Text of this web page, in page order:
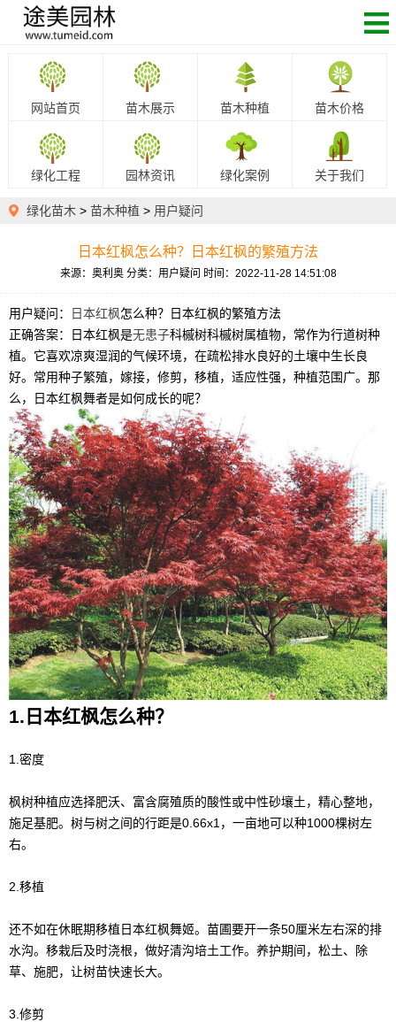
网站首页 苗木展示 苗木种植 苗木价格
绿化工程 园林资讯 绿化案例 关于我们
绿化苗木 > 苗木种植 > 用户疑问
日本红枫怎么种？日本红枫的繁殖方法
来源：奥利奥 分类：用户疑问 时间：2022-11-28 14:51:08
用户疑问： 日本红枫怎么种？日本红枫的繁殖方法
正确答案：日本红枫是无患子科槭树科槭树属植物，常作为行道树种
植。它喜欢凉爽湿润的气候环境，在疏松排水良好的土壤中生长良
好。常用种子繁殖，嫁接，修剪，移植，适应性强，种植范围广。那
么，日本红枫舞者是如何成长的呢？
1.日本红枫怎么种？
1.密度
枫树种植应选择肥沃、富含腐殖质的酸性或中性砂壤土，精心整地，
施足基肥。树与树之间的行距是0.66x1，一亩地可以种1000棵树左
右。
2.移植
还不如在休眠期移植日本红枫舞姬。苗圃要开一条50厘米左右深的排
水沟。移栽后及时浇根，做好清沟培土工作。养护期间，松土、除
草、施肥，让树苗快速长大。
3.修剪